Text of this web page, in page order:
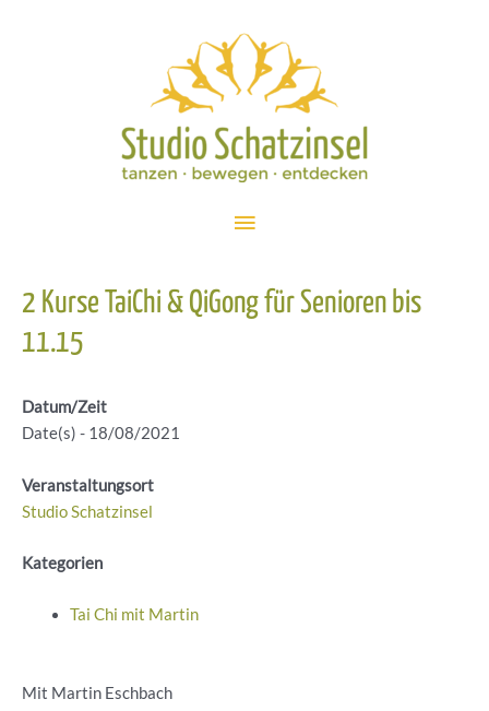
Hauptmenü
2 Kurse TaiChi & QiGong für Senioren bis
11.15
Datum/Zeit
Date(s) - 18/08/2021
Veranstaltungsort
Studio Schatzinsel
Kategorien
Tai Chi mit Martin
Mit Martin Eschbach